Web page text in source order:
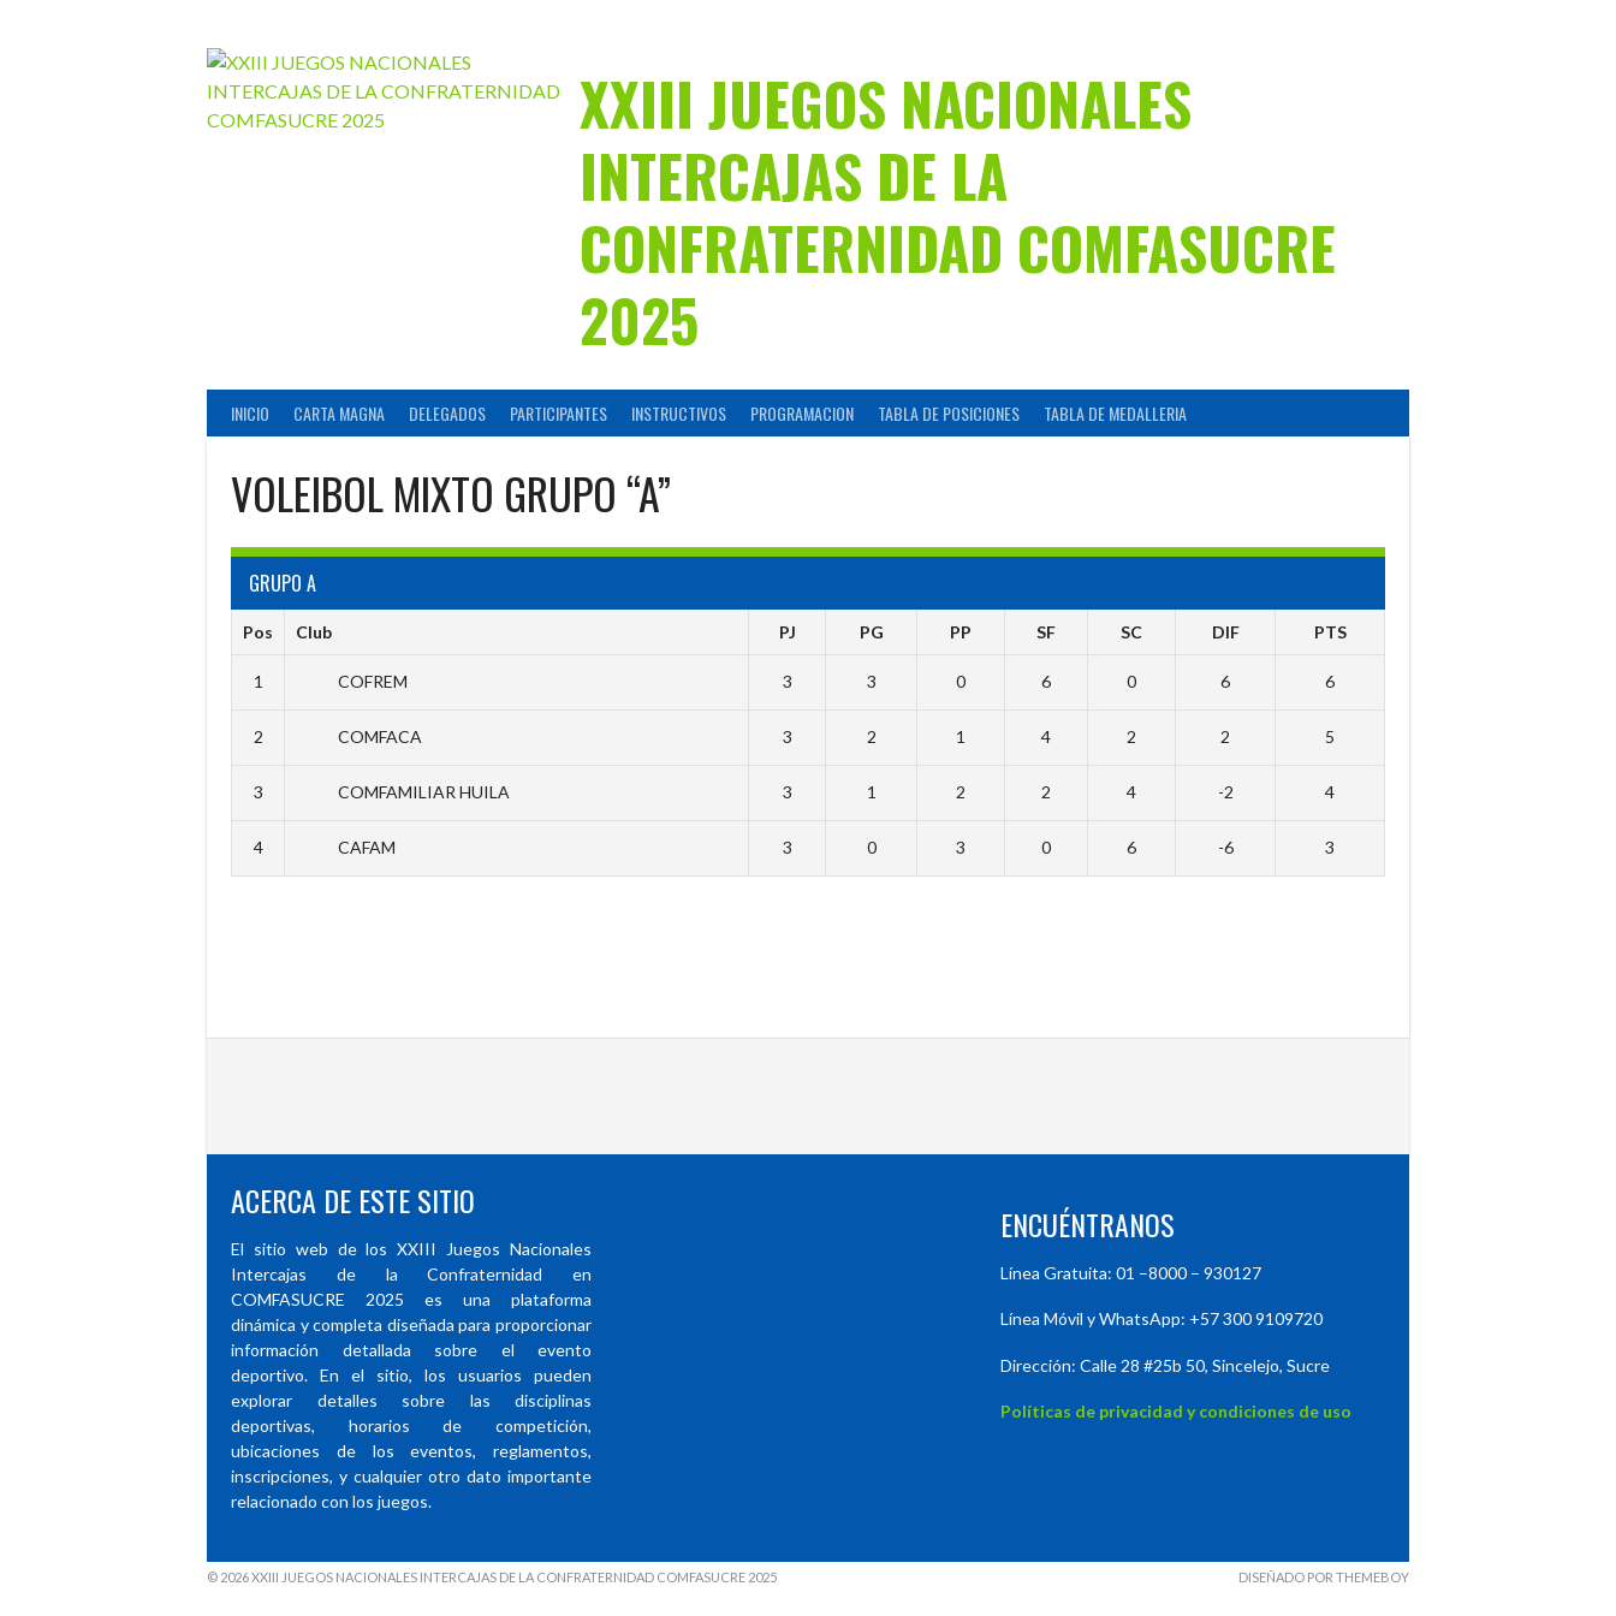
XXIII JUEGOS NACIONALES
INTERCAJAS DE LA
CONFRATERNIDAD COMFASUCRE
2025
INICIO CARTA MAGNA DELEGADOS PARTICIPANTES INSTRUCTIVOS PROGRAMACION TABLA DE POSICIONES TABLA DE MEDALLERIA
VOLEIBOL MIXTO GRUPO “A”
GRUPO A
Pos Club PJ PG PP SF SC DIF PTS
1 COFREM 3 3 0 6 0 6 6
2 COMFACA 3 2 1 4 2 2 5
3 COMFAMILIAR HUILA 3 1 2 2 4 -2 4
4 CAFAM 3 0 3 0 6 -6 3
ACERCA DE ESTE SITIO
El sitio web de los XXIII Juegos Nacionales
Intercajas de la Confraternidad en
COMFASUCRE 2025 es una plataforma
dinámica y completa diseñada para proporcionar
información detallada sobre el evento
deportivo. En el sitio, los usuarios pueden
explorar detalles sobre las disciplinas
deportivas, horarios de competición,
ubicaciones de los eventos, reglamentos,
inscripciones, y cualquier otro dato importante
relacionado con los juegos.
ENCUÉNTRANOS
Línea Gratuita: 01 –8000 – 930127
Línea Móvil y WhatsApp: +57 300 9109720
Dirección: Calle 28 #25b 50, Sincelejo, Sucre
Políticas de privacidad y condiciones de uso
© 2026 XXIII JUEGOS NACIONALES INTERCAJAS DE LA CONFRATERNIDAD COMFASUCRE 2025 DISEÑADO POR THEMEBOY